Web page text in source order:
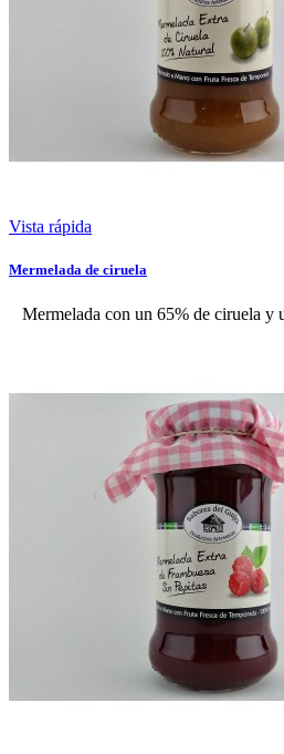
Vista rápida
Mermelada de ciruela
Mermelada con un 65% de ciruela y